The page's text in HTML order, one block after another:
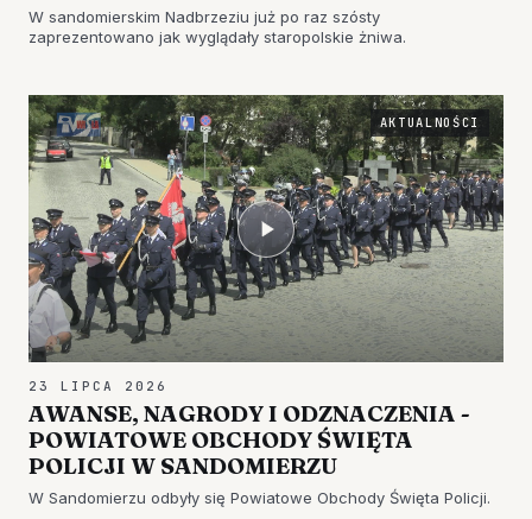
W sandomierskim Nadbrzeziu już po raz szósty
zaprezentowano jak wyglądały staropolskie żniwa.
AKTUALNOŚCI
23 LIPCA 2026
AWANSE, NAGRODY I ODZNACZENIA -
POWIATOWE OBCHODY ŚWIĘTA
POLICJI W SANDOMIERZU
W Sandomierzu odbyły się Powiatowe Obchody Święta Policji.